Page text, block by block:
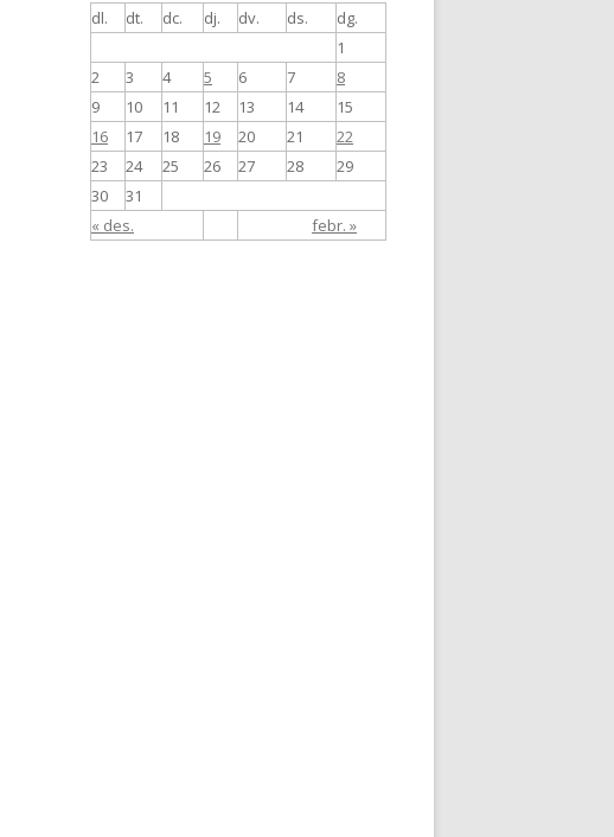
dl.
dt. dc. dj. dv. ds. dg.
« des. febr. »
1
2
3 4 5 6 7
8
9
10 11 12 13 14
15
16
17 18 19 20 21
22
23
24 25 26 27 28
29
30
31